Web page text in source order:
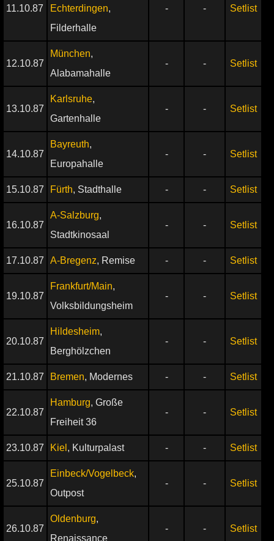
11.10.87
Echterdingen,
Filderhalle
- - Setlist
12.10.87
München,
Alabamahalle
- - Setlist
13.10.87
Karlsruhe,
Gartenhalle
- - Setlist
14.10.87
Bayreuth,
Europahalle
- - Setlist
15.10.87 Fürth, Stadthalle - - Setlist
16.10.87
A-Salzburg,
Stadtkinosaal
- - Setlist
17.10.87 A-Bregenz, Remise - - Setlist
19.10.87
Frankfurt/Main,
Volksbildungsheim
- - Setlist
20.10.87
Hildesheim,
Berghölzchen
- - Setlist
21.10.87 Bremen, Modernes - - Setlist
22.10.87
Hamburg, Große
Freiheit 36
- - Setlist
23.10.87 Kiel , Kulturpalast - - Setlist
25.10.87
Einbeck/Vogelbeck,
Outpost
- - Setlist
26.10.87
Oldenburg,
Renaissance
- - Setlist